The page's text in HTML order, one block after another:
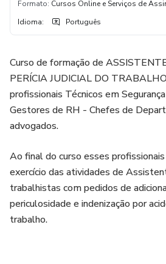
Formato: Cursos Online e Serviços de
Idioma: Português
Curso de formação de
PERÍCIA JUDICIAL DO
profissionais Técnicos em
Gestores de RH - Chefes de
advogados.
Ao final do curso esses
exercício das atividades de
trabalhistas com pedidos de
periculosidade e indenização por
trabalho.